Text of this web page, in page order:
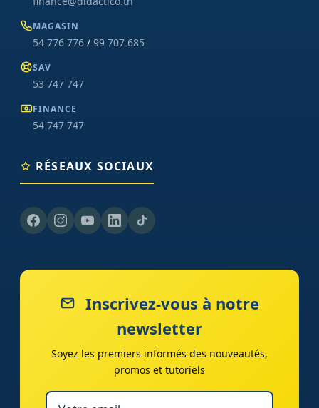
MAGASIN
54 776 776 / 99 707 685
SAV
53 747 747
FINANCE
54 747 747
RÉSEAUX SOCIAUX
Inscrivez-vous à notre
newsletter
Soyez les premiers informés des nouveautés,
promos et tutoriels